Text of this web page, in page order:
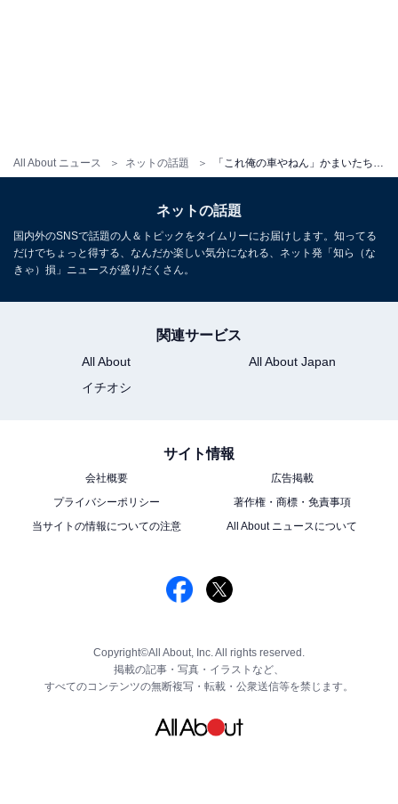
All About ニュース ネットの話題
ネットの話題
国内外のSNSで話題の人＆トピックをタイムリーにお届けします。知ってる
だけでちょっと得する、なんだか楽しい気分になれる、ネット発「知ら（な
きゃ）損」ニュースが盛りだくさん。
関連サービス
All About
All About Japan
イチオシ
サイト情報
会社概要
広告掲載
プライバシーポリシー
著作権・商標・免責事項
当サイトの情報についての注意
All About ニュースについて
Copyright©All About, Inc. All rights reserved.
掲載の記事・写真・イラストなど、
すべてのコンテンツの無断複写・転載・公衆送信等を禁じます。